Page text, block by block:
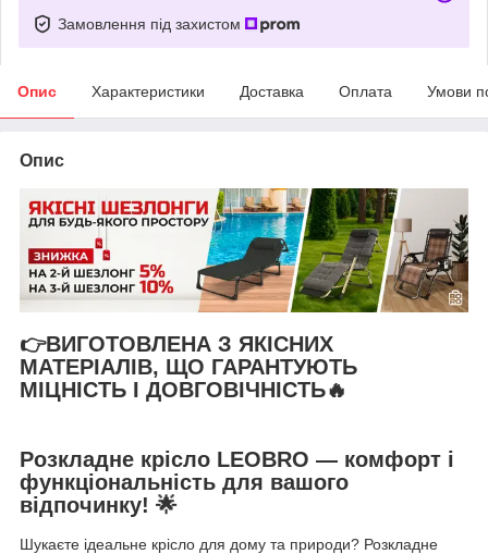
Замовлення під захистом
Опис Характеристики Доставка Оплата Умови
Опис
👉ВИГОТОВЛЕНА З ЯКІСНИХ
МАТЕРІАЛІВ, ЩО ГАРАНТУЮТЬ
МІЦНІСТЬ І ДОВГОВІЧНІСТЬ🔥
Розкладне крісло LEOBRO — комфорт і
функціональність для вашого
відпочинку! 🌟
Шукаєте ідеальне крісло для дому та природи? Розкладне